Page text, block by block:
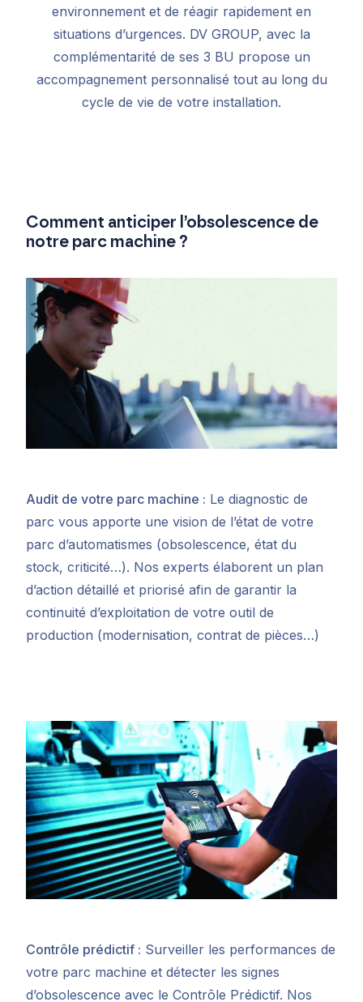
environnement et de réagir rapidement en
situations d’urgences. DV GROUP, avec la
complémentarité de ses 3 BU propose un
accompagnement personnalisé tout au long du
cycle de vie de votre installation.
Comment anticiper l’obsolescence de
notre parc machine ?
Audit de votre parc machine : Le diagnostic de
parc vous apporte une vision de l’état de votre
parc d’automatismes (obsolescence, état du
stock, criticité…). Nos experts élaborent un plan
d’action détaillé et priorisé afin de garantir la
continuité d’exploitation de votre outil de
production (modernisation, contrat de pièces…)
Contrôle prédictif : Surveiller les performances de
votre parc machine et détecter les signes
d’obsolescence avec le Contrôle Prédictif. Nos